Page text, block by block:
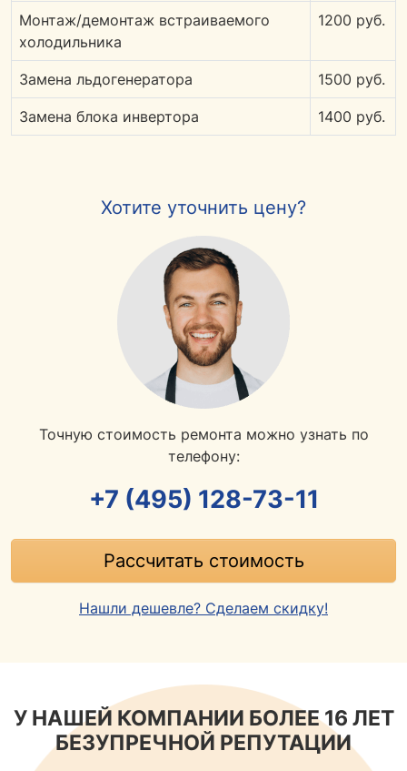
Монтаж/демонтаж встраиваемого
холодильника
1200 руб.
Замена льдогенератора 1500 руб.
Замена блока инвертора 1400 руб.
Хотите уточнить цену?
Точную стоимость ремонта можно узнать по
телефону:
+7 (495) 128-73-11
Рассчитать стоимость
Нашли дешевле? Сделаем скидку!
У НАШЕЙ КОМПАНИИ БОЛЕЕ 16 ЛЕТ
БЕЗУПРЕЧНОЙ РЕПУТАЦИИ